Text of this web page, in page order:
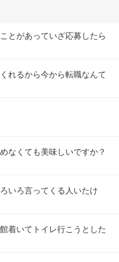
とがあっていざ応募したら
れるから今から転職なんて
なくても美味しいですか？
いろ言ってくる人いたけ
着いてトイレ行こうとした